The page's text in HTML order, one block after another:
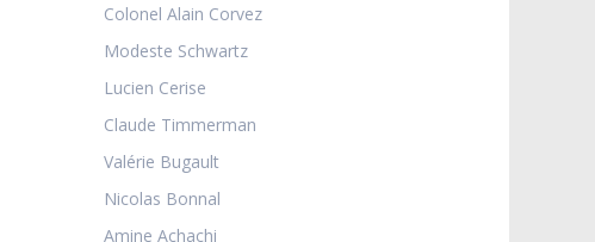
Colonel Alain Corvez
Modeste Schwartz
Lucien Cerise
Claude Timmerman
Valérie Bugault
Nicolas Bonnal
Amine Achachi